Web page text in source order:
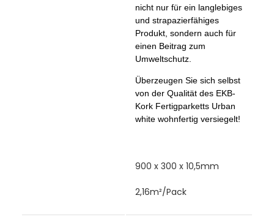
nicht nur für ein langlebiges
und strapazierfähiges
Produkt, sondern auch für
einen Beitrag zum
Umweltschutz.
Überzeugen Sie sich selbst
von der Qualität des EKB-
Kork Fertigparketts Urban
white wohnfertig versiegelt!
900 x 300 x 10,5mm
2,16m²/Pack